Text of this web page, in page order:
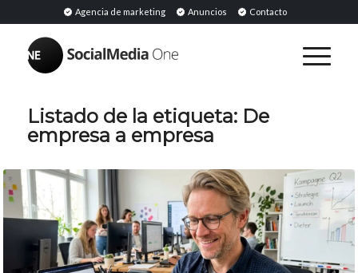
Agencia de marketing Anuncios Contacto
Listado de la etiqueta: De
empresa a empresa